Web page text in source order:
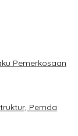
Pemerkosaan
Pemda